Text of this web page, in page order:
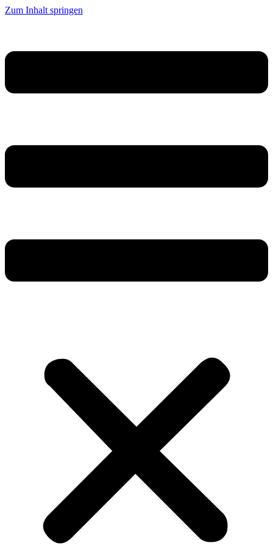
Zum Inhalt springen